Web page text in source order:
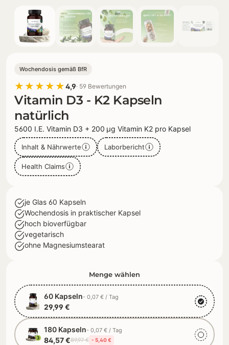
Wochendosis gemäß BfR
★★★★★4,9· 59 Bewertungen
Vitamin D3 - K2 Kapseln
natürlich
5600 I.E. Vitamin D3 + 200 µg Vitamin K2 pro Kapsel
Inhalt & Nährwerte Laborbericht
Health Claims
je Glas 60 Kapseln
Wochendosis in praktischer Kapsel
hoch bioverfügbar
vegetarisch
ohne Magnesiumstearat
Menge wählen
60 Kapseln- 0,07 € / Tag
29,99 €
180 Kapseln- 0,07 € / Tag
84,57 €89,97 € - 5,40 €